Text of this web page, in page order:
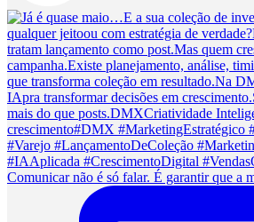
Comunicar não é só falar. É garantir que a